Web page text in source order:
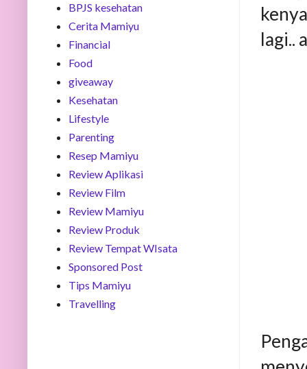
lagi..
BPJS kesehatan
Cerita Mamiyu
Financial
Food
giveaway
Kesehatan
Lifestyle
Parenting
Resep Mamiyu
Review Aplikasi
Review Film
Review Mamiyu
Review Produk
Review Tempat WIsata
Sponsored Post
Tips Mamiyu
Travelling